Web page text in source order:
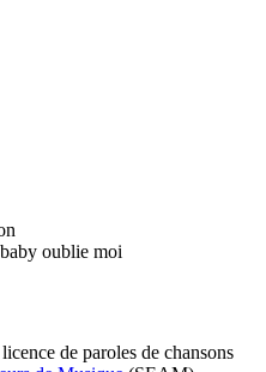
oublie moi
de paroles de chansons